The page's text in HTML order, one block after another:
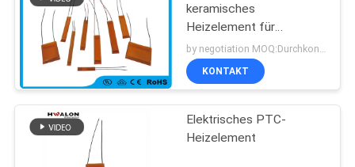
keramisches
Heizelement für
Haartrockner und
Haarstrecker
KONTAKT
Elektrisches PTC-
Heizelement